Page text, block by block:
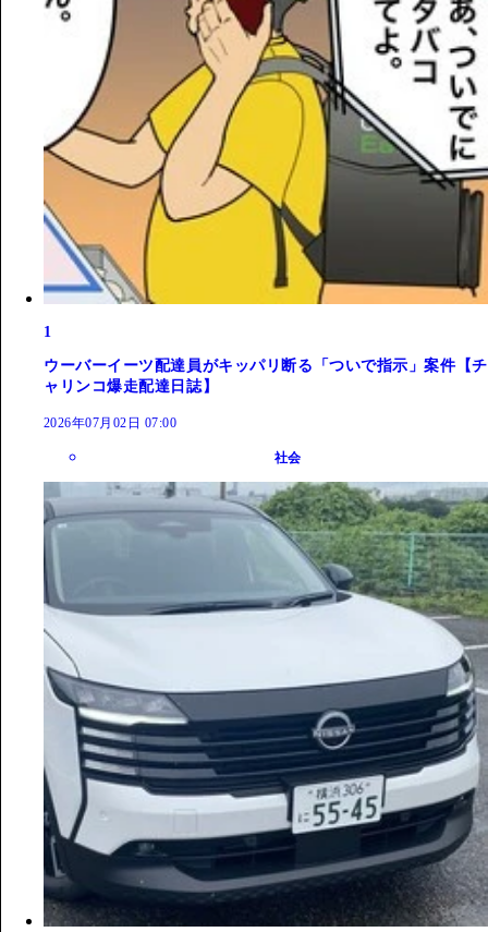
1
ウーバーイーツ配達員がキッパリ断る「ついで指示」案件【チ
ャリンコ爆走配達日誌】
2026年07月02日 07:00
社会